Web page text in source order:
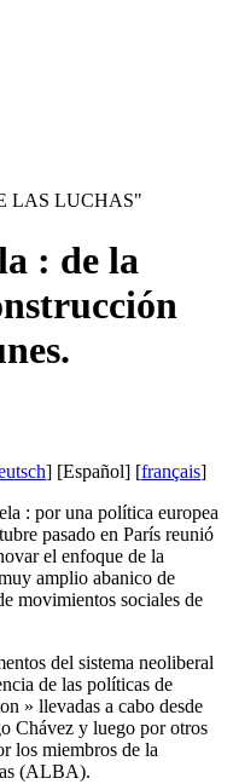
LAS LUCHAS"
: de la
] [Español] [français]
: por una política europea
pasado en París reunió
el enfoque de la
amplio abanico de
movimientos sociales de
del sistema neoliberal
de las políticas de
» llevadas a cabo desde
Chávez y luego por otros
los miembros de la
(ALBA).